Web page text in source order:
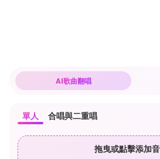
AI歌曲翻唱
單人 合唱與二重唱
拖曳或點擊添加